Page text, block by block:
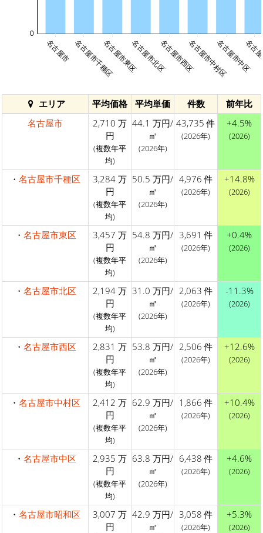
名古屋市 名古屋市千種区名古屋市東区名古屋市北区名古屋市西区名古屋市中村区名古屋市中区
名
0
エリア 平均価格 平均単価 件数
前年比
名古屋市
2,710 万
円
(複数年平
均)
44.1 万円/
㎡
(2026年)
43,735 件
(2026年)
+4.5%
(2026)
・ 名古屋市千種区
3,284 万
円
(複数年平
均)
50.5 万円/
㎡
(2026年)
4,976 件
(2026年)
+14.8%
(2026)
・ 名古屋市東区
3,457 万
円
(複数年平
均)
54.8 万円/
㎡
(2026年)
3,691 件
(2026年)
+0.4%
(2026)
・ 名古屋市北区
2,194 万
円
(複数年平
均)
31.0 万円/
㎡
(2026年)
2,063 件
(2026年)
-11.3%
(2026)
・ 名古屋市西区
2,831 万
円
(複数年平
均)
53.8 万円/
㎡
(2026年)
2,506 件
(2026年)
+12.6%
(2026)
・ 名古屋市中村区
2,412 万
円
(複数年平
均)
62.9 万円/
㎡
(2026年)
1,866 件
(2026年)
+10.4%
(2026)
・ 名古屋市中区
2,935 万
円
(複数年平
均)
63.8 万円/
㎡
(2026年)
6,438 件
(2026年)
+4.6%
(2026)
・ 名古屋市昭和区
3,007 万
円
42.9 万円/
㎡
3,058 件
(2026年)
+5.3%
(2026)